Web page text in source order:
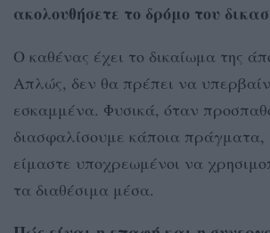
ακολουθήσετε το δρόμο του
Ο καθένας έχει το δικαίωμα της
Απλώς, δεν θα πρέπει να
εσκαμμένα. Φυσικά, όταν
διασφαλίσουμε κάποια πράγματα,
είμαστε υποχρεωμένοι να
τα διαθέσιμα μέσα.